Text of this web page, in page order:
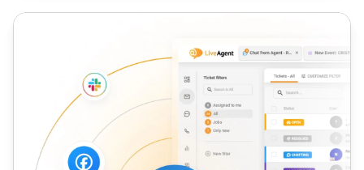
Kimenő hívások